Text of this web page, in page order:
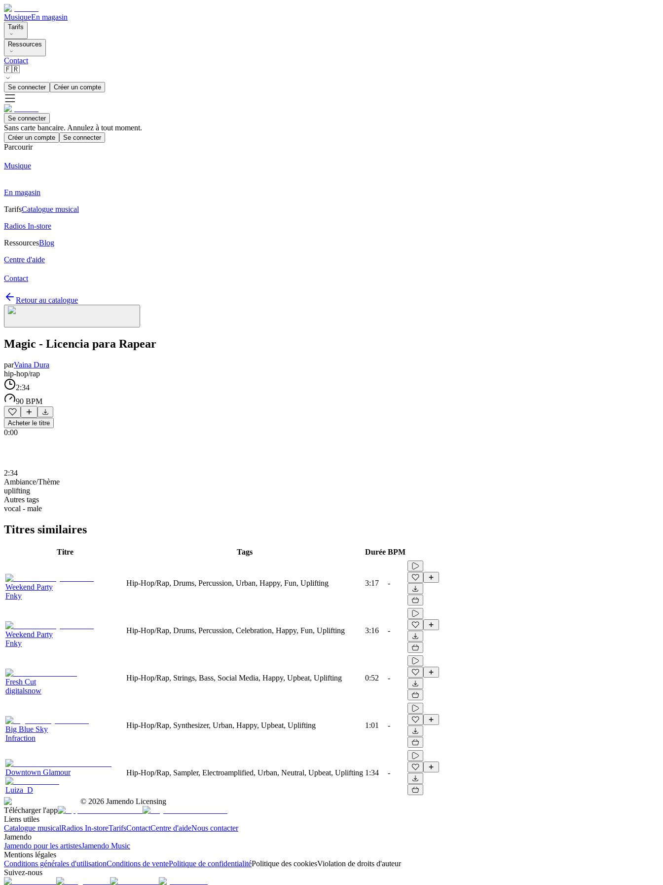
MusiqueEn magasin
Tarifs
Ressources
Contact
🇫🇷
Se connecter Créer un compte
Se connecter
Sans carte bancaire. Annulez à tout moment.
Créer un compte Se connecter
Parcourir
Musique
En magasin
TarifsCatalogue musical
Radios In-store
RessourcesBlog
Centre d'aide
Contact
Retour au catalogue
Magic - Licencia para Rapear
parVaina Dura
hip-hop/rap
2:34
90 BPM
Acheter le titre
0:00
2:34
Ambiance/Thème
uplifting
Autres tags
vocal - male
Titres similaires
Titre Tags Durée BPM
Weekend Party
Fnky
Hip-Hop/Rap, Drums, Percussion, Urban, Happy, Fun, Uplifting 3:17 -
Weekend Party
Fnky
Hip-Hop/Rap, Drums, Percussion, Celebration, Happy, Fun, Uplifting 3:16 -
Fresh Cut
digitalsnow
Hip-Hop/Rap, Strings, Bass, Social Media, Happy, Upbeat, Uplifting 0:52 -
Big Blue Sky
Infraction
Hip-Hop/Rap, Synthesizer, Urban, Happy, Upbeat, Uplifting 1:01 -
Downtown Glamour
Luiza_D
Hip-Hop/Rap, Sampler, Electroamplified, Urban, Neutral, Upbeat, Uplifting 1:34 -
© 2026 Jamendo Licensing
Télécharger l'app
Liens utiles
Catalogue musicalRadios In-storeTarifsContactCentre d'aideNous contacter
Jamendo
Jamendo pour les artistesJamendo Music
Mentions légales
Conditions générales d'utilisationConditions de ventePolitique de confidentialitéPolitique des cookiesViolation de droits d'auteur
Suivez-nous